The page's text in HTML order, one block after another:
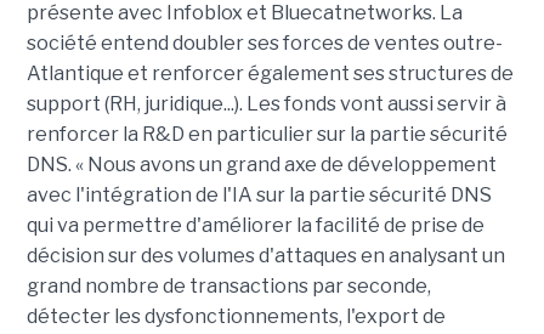
présente avec Infoblox et Bluecatnetworks. La
société entend doubler ses forces de ventes outre-
Atlantique et renforcer également ses structures de
support (RH, juridique...). Les fonds vont aussi servir à
renforcer la R&D en particulier sur la partie sécurité
DNS. « Nous avons un grand axe de développement
avec l'intégration de l'IA sur la partie sécurité DNS
qui va permettre d'améliorer la facilité de prise de
décision sur des volumes d'attaques en analysant un
grand nombre de transactions par seconde,
détecter les dysfonctionnements, l'export de